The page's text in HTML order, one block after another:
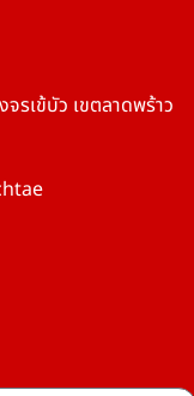
รเข้บัว เขตลาดพร้าว